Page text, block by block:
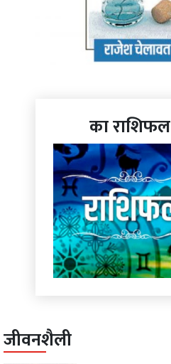
का राशिफल
जीवनशैली